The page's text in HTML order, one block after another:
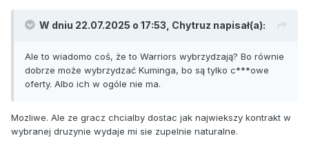
W dniu 22.07.2025 o 17:53, Chytruz napisał(a):
Ale to wiadomo coś, że to Warriors wybrzydzają? Bo równie
dobrze może wybrzydzać Kuminga, bo są tylko c***owe
oferty. Albo ich w ogóle nie ma.
Mozliwe. Ale ze gracz chcialby dostac jak najwiekszy kontrakt w
wybranej druzynie wydaje mi sie zupelnie naturalne.